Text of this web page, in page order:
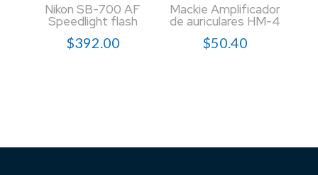
Nikon SB-700 AF
Speedlight flash
$392.00
Mackie Amplificador
de auriculares HM-4
$50.40